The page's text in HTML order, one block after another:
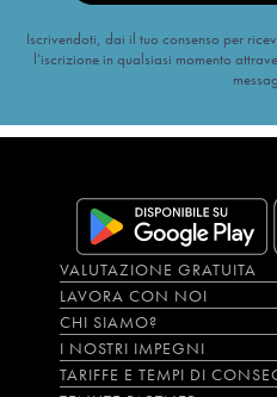
Iscrivendoti, dai il tuo consenso per
l’iscrizione in qualsiasi momento
VALUTAZIONE GRATUITA
LAVORA CON NOI
CHI SIAMO?
I NOSTRI IMPEGNI
TARIFFE E TEMPI DI